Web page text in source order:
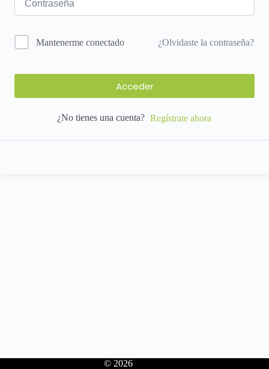
Mantenerme conectado ¿Olvidaste la contraseña?
Acceder
¿No tienes una cuenta? Regístrate ahora
© 2026